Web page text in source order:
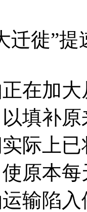
徙”提
加大
以填补
际上
原本
输陷